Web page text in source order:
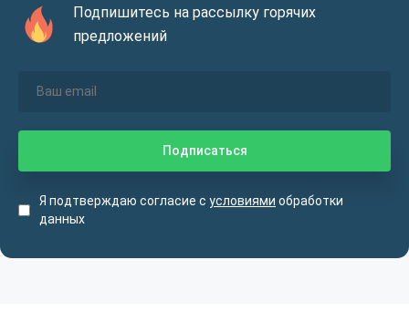
Подпишитесь на рассылку горячих
предложений
Я подтверждаю согласие с условиями обработки
данных